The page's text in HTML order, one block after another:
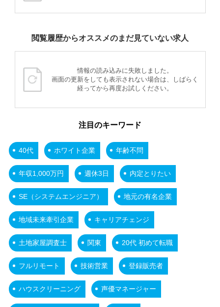
閲覧履歴からオススメのまだ見ていない求人
情報の読み込みに失敗しました。
画面の更新をしても表示されない場合は、しばらく
経ってから再度お試しください。
注目のキーワード
40代 ホワイト企業 年齢不問
年収1,000万円 週休3日 内定とりたい
SE（システムエンジニア） 地元の有名企業
地域未来牽引企業 キャリアチェンジ
土地家屋調査士 関東 20代 初めて転職
フルリモート 技術営業 登録販売者
ハウスクリーニング 声優マネージャー